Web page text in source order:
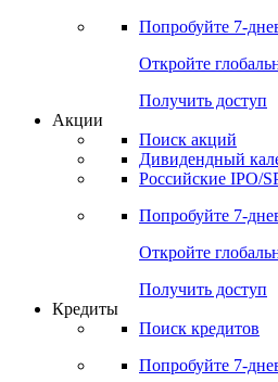
Попробуйте 7-
Откройте
Получить доступ
Акции
Поиск акций
Дивидендный
Российские IPO/
Попробуйте 7-
Откройте
Получить доступ
Кредиты
Поиск кредитов
Попробуйте 7-